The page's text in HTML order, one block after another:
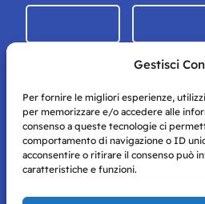
Gestisci
Per fornire le migliori esperienze,
per memorizzare e/o accedere alle
consenso a queste tecnologie ci
comportamento di navigazione o ID
acconsentire o ritirare il consenso può
caratteristiche e funzioni.